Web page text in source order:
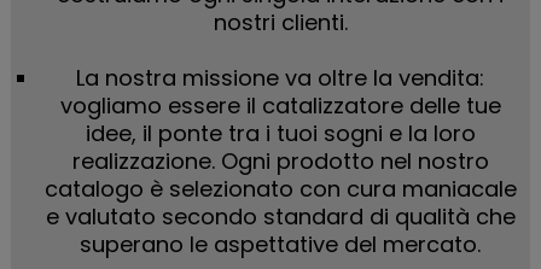
nostri clienti.
La nostra missione va oltre la vendita:
vogliamo essere il catalizzatore delle tue
idee, il ponte tra i tuoi sogni e la loro
realizzazione. Ogni prodotto nel nostro
catalogo è selezionato con cura maniacale
e valutato secondo standard di qualità che
superano le aspettative del mercato.